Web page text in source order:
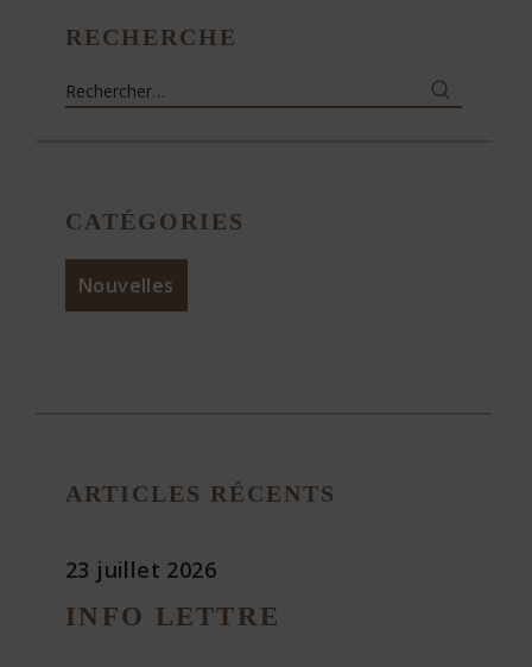
RECHERCHE
CATÉGORIES
Nouvelles
ARTICLES RÉCENTS
23 juillet 2026
INFO LETTRE